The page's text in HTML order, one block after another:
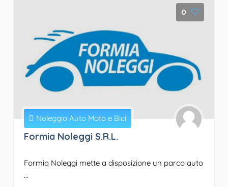
0
Noleggio Auto Moto e Bici
Formia Noleggi S.R.L.
Formia Noleggi mette a disposizione un parco auto
...